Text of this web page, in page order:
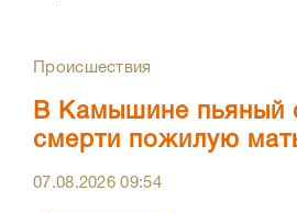
Происшествия
В Камышине пьяный
смерти пожилую
07.08.202609:54